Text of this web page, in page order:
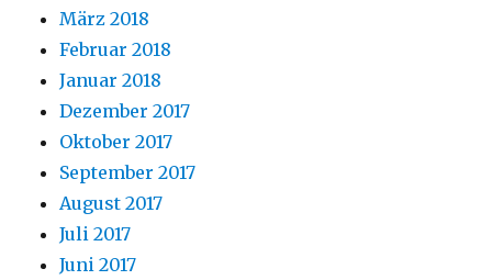
März 2018
Februar 2018
Januar 2018
Dezember 2017
Oktober 2017
September 2017
August 2017
Juli 2017
Juni 2017